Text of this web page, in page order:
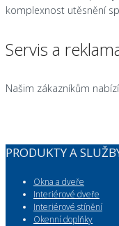
komplexnost utěsnění
Servis a
Našim zákazníkům
PRODUKTY A
Okna a dveře
Interiérové dveře
Interiérové stínění
Okenní doplňky